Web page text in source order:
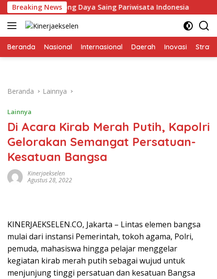
Langsung
ke
konten
Breaking News
Dorong Daya Saing Pariwisata Indonesia
Beranda Nasional Internasional Daerah Inovasi
Beranda Lainnya
Lainnya
Di Acara Kirab Merah Putih, Kapolri
Gelorakan Semangat Persatuan-
Kesatuan Bangsa
Kinerjaekselen
Agustus 28, 2022
KINERJAEKSELEN.CO, Jakarta – Lintas elemen bangsa
mulai dari instansi Pemerintah, tokoh agama, Polri,
pemuda, mahasiswa hingga pelajar menggelar
kegiatan kirab merah putih sebagai wujud untuk
menjunjung tinggi persatuan dan kesatuan Bangsa